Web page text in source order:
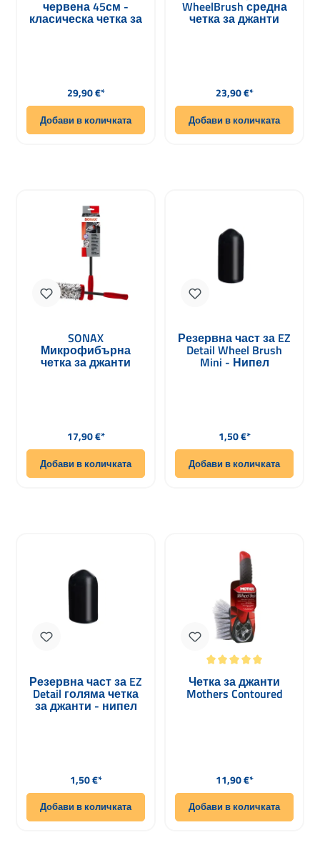
червена 45см -
класическа четка за
Редовна цена:
29,90 €*
Добави в количката
WheelBrush средна
четка за джанти
Редовна цена:
23,90 €*
Добави в количката
SONAX
Микрофибърна
четка за джанти
Редовна цена:
17,90 €*
Добави в количката
Резервна част за EZ
Detail Wheel Brush
Mini - Нипел
Редовна цена:
1,50 €*
Добави в количката
Резервна част за EZ
Detail голяма четка
за джанти - нипел
Редовна цена:
1,50 €*
Добави в количката
Четка за джанти
Mothers Contoured
Редовна цена:
11,90 €*
Добави в количката